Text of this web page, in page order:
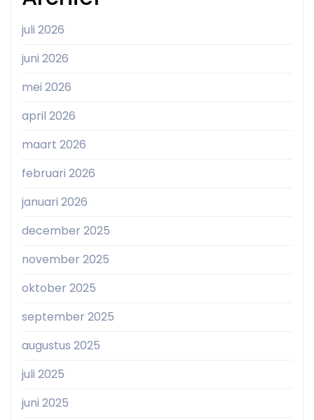
juli 2026
juni 2026
mei 2026
april 2026
maart 2026
februari 2026
januari 2026
december 2025
november 2025
oktober 2025
september 2025
augustus 2025
juli 2025
juni 2025